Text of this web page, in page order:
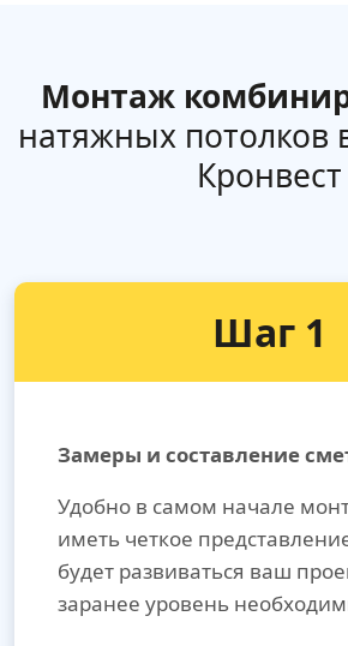
Монтаж
натяжных потолков
Кронвест
Шаг 1
Замеры и составление
Удобно в самом начале
иметь четкое
будет развиваться ваш
заранее уровень